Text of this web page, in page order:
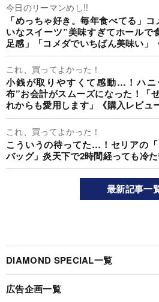
今日のリーマンめし!!
「めっちゃ好き。毎年食べてる」
いなスイーツ”美味すぎてホールで
足感」「コメダでいちばん美味い」
これ、買ってよかった！
小銭が取りやすくて感動…！ハ
布”お会計がスムーズになった！「
れからも愛用します」《購入レビュ
これ、買ってよかった！
こういうの待ってた…！セリアの
バッグ」炎天下で2時間経っても冷
最新記事一
DIAMOND SPECIAL一覧
広告企画一覧